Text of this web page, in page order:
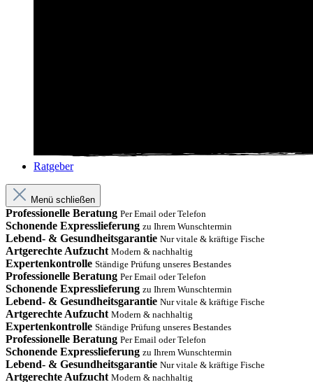
Ratgeber
Menü schließen
Professionelle Beratung Per Email oder Telefon
Schonende Expresslieferung zu Ihrem Wunschtermin
Lebend- & Gesundheitsgarantie Nur vitale & kräftige Fische
Artgerechte Aufzucht Modern & nachhaltig
Expertenkontrolle Ständige Prüfung unseres Bestandes
Professionelle Beratung Per Email oder Telefon
Schonende Expresslieferung zu Ihrem Wunschtermin
Lebend- & Gesundheitsgarantie Nur vitale & kräftige Fische
Artgerechte Aufzucht Modern & nachhaltig
Expertenkontrolle Ständige Prüfung unseres Bestandes
Professionelle Beratung Per Email oder Telefon
Schonende Expresslieferung zu Ihrem Wunschtermin
Lebend- & Gesundheitsgarantie Nur vitale & kräftige Fische
Artgerechte Aufzucht Modern & nachhaltig